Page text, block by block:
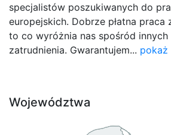
specjalistów poszukiwanych do
europejskich. Dobrze płatna praca
to co wyróżnia nas spośród innych
zatrudnienia. Gwarantujem... pokaż
Województwa